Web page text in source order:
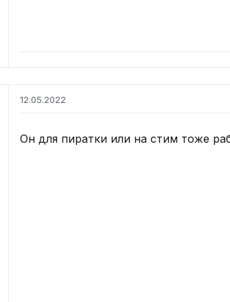
12.05.2022
Он для пиратки или на стим тоже